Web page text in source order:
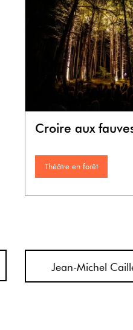
Croire aux
Théâtre en forêt